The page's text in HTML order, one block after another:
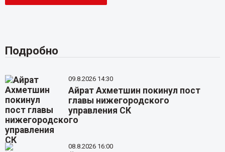
Подробно
09.8.2026 14:30
Айрат Ахметшин покинул пост
главы нижегородского
управления СК
08.8.2026 16:00